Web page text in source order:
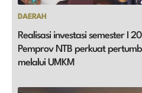
DAERAH
Realisasi investasi semester I
Pemprov NTB perkuat
melalui UMKM